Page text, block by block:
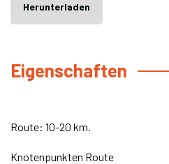
Herunterladen
Eigenschaften
Route: 10-20 km.
Knotenpunkten Route